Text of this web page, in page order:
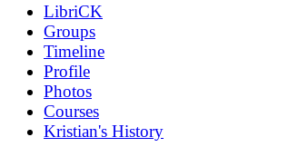
LibriCK
Groups
Timeline
Profile
Photos
Courses
Kristian's History